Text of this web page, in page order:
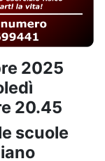
2025
20.45
scuole